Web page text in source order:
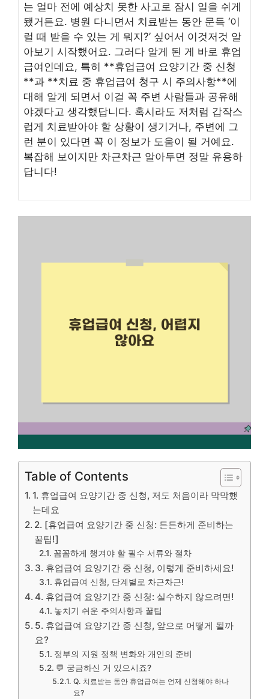
는 얼마 전에 예상치 못한 사고로 잠시 일을 쉬게
됐거든요. 병원 다니면서 치료받는 동안 문득 ‘이
럴 때 받을 수 있는 게 뭐지?’ 싶어서 이것저것 알
아보기 시작했어요. 그러다 알게 된 게 바로 휴업
급여인데요, 특히 **휴업급여 요양기간 중 신청
**과 **치료 중 휴업급여 청구 시 주의사항**에
대해 알게 되면서 이걸 꼭 주변 사람들과 공유해
야겠다고 생각했답니다. 혹시라도 저처럼 갑작스
럽게 치료받아야 할 상황이 생기거나, 주변에 그
런 분이 있다면 꼭 이 정보가 도움이 될 거예요.
복잡해 보이지만 차근차근 알아두면 정말 유용하
답니다!
Table of Contents
1. 휴업급여 요양기간 중 신청, 저도 처음이라 막막했
는데요
2. [휴업급여 요양기간 중 신청: 든든하게 준비하는
꿀팁!]
꼼꼼하게 챙겨야 할 필수 서류와 절차
3. 휴업급여 요양기간 중 신청, 이렇게 준비하세요!
휴업급여 신청, 단계별로 차근차근!
4. 휴업급여 요양기간 중 신청: 실수하지 않으려면!
놓치기 쉬운 주의사항과 꿀팁
5. 휴업급여 요양기간 중 신청, 앞으로 어떻게 될까
요?
정부의 지원 정책 변화와 개인의 준비
💬 궁금하신 거 있으시죠?
Q. 치료받는 동안 휴업급여는 언제 신청해야 하나
요?